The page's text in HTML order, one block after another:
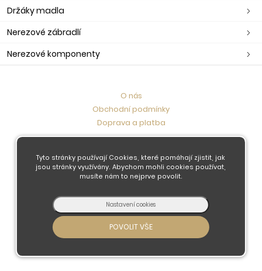
Držáky madla
Nerezové zábradlí
Nerezové komponenty
O nás
Obchodní podmínky
Doprava a platba
Kontaktujte nás
© 2026 - Developed by Insions.r.o. & Liberec
Tyto stránky používají Cookies, které pomáhají zjistit, jak
jsou stránky využívány. Abychom mohli cookies používat,
musíte nám to nejprve povolit.